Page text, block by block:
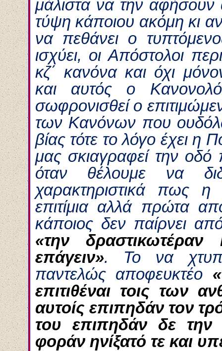
μάλιστα να την αφήσουν
τύψη κάποιου ακόμη κι
να πεθάνει ο
ισχύει, οι Απόστολοι
κζ΄ κανόνα και όχι
και αυτός ο
σωφρονισθεί ο
των Κανόνων που
βίας τότε το λόγο έχει η
μας σκιαγραφεί την οδό
όταν θέλουμε να
χαρακτηριστικά πως η
επιτίμια αλλά πρώτα
κάποιος δεν παίρνει
«την δραστικωτέραν
επάγειν». Το να
παντελώς αποφευκτέο
επιτιθέναι τοις των
αυτοίς επιπηδάν τον
του επιπηδάν δε την
φοράν ηνίξατό τε και